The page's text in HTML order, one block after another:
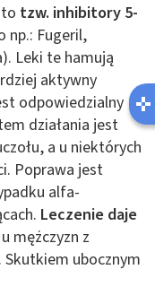
tzw. inhibitory 5-
np.: Fugeril,
Leki te hamują
aktywny
odpowiedzialny
działania jest
a u niektórych
Poprawa jest
alfa-
Leczenie daje
mężczyzn z
ubocznym